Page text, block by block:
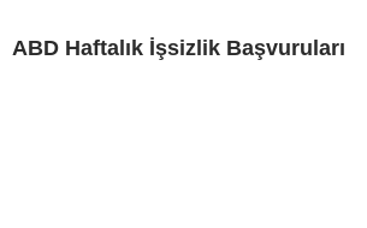
ABD Haftalık İşsizlik Başvuruları